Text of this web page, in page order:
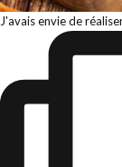
J'avais envie de